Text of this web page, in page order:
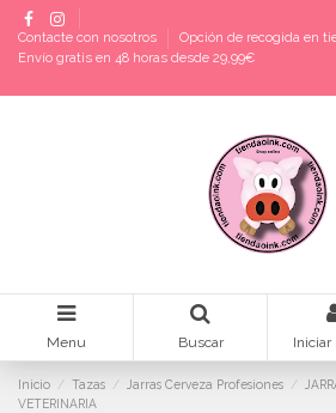
Contacte con nosotros
Opción de recogida en
Envío gratis en 48 horas desde 29,99€
Menu Buscar Iniciar
Inicio Tazas Jarras Cerveza Profesiones
VETERINARIA